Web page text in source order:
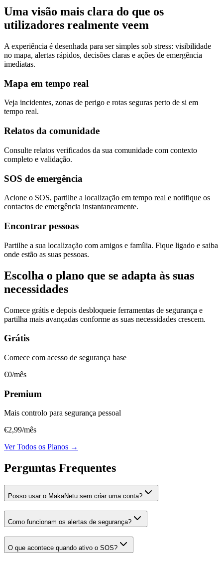
Uma visão mais clara do que os
utilizadores realmente veem
A experiência é desenhada para ser simples sob stress: visibilidade
no mapa, alertas rápidos, decisões claras e ações de emergência
imediatas.
Mapa em tempo real
Veja incidentes, zonas de perigo e rotas seguras perto de si em
tempo real.
Relatos da comunidade
Consulte relatos verificados da sua comunidade com contexto
completo e validação.
SOS de emergência
Acione o SOS, partilhe a localização em tempo real e notifique os
contactos de emergência instantaneamente.
Encontrar pessoas
Partilhe a sua localização com amigos e família. Fique ligado e saiba
onde estão as suas pessoas.
Escolha o plano que se adapta às suas
necessidades
Comece grátis e depois desbloqueie ferramentas de segurança e
partilha mais avançadas conforme as suas necessidades crescem.
Grátis
Comece com acesso de segurança base
€0/mês
Premium
Mais controlo para segurança pessoal
€2,99/mês
Ver Todos os Planos →
Perguntas Frequentes
Posso usar o MakaNetu sem criar uma conta?
Como funcionam os alertas de segurança?
O que acontece quando ativo o SOS?